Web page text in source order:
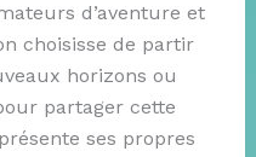
d’aventure et
choisisse de partir
horizons ou
partager cette
ses propres